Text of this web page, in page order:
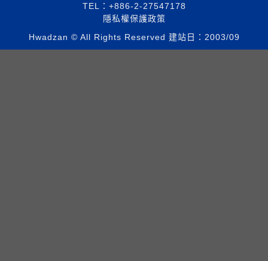
TEL：+886-2-27547178
隱私權保護政策
Hwadzan © All Rights Reserved 建站日：2003/09